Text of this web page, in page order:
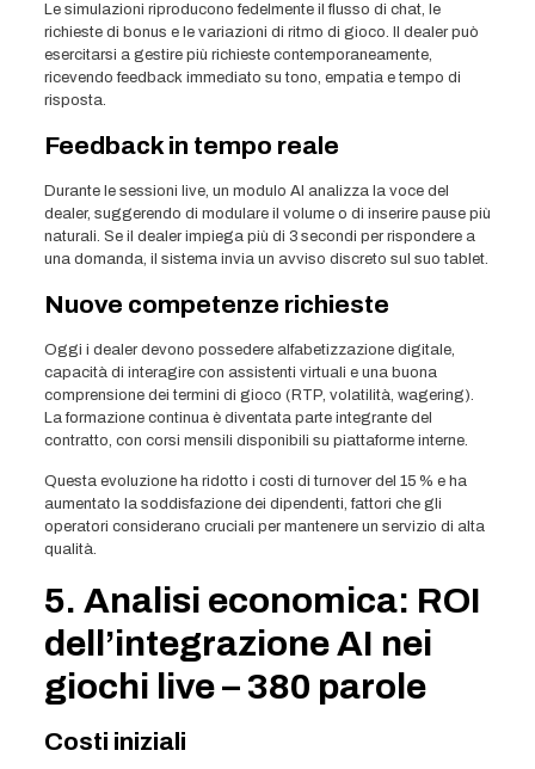
Le simulazioni riproducono fedelmente il flusso di chat, le
richieste di bonus e le variazioni di ritmo di gioco. Il dealer può
esercitarsi a gestire più richieste contemporaneamente,
ricevendo feedback immediato su tono, empatia e tempo di
risposta.
Feedback in tempo reale
Durante le sessioni live, un modulo AI analizza la voce del
dealer, suggerendo di modulare il volume o di inserire pause più
naturali. Se il dealer impiega più di 3 secondi per rispondere a
una domanda, il sistema invia un avviso discreto sul suo tablet.
Nuove competenze richieste
Oggi i dealer devono possedere alfabetizzazione digitale,
capacità di interagire con assistenti virtuali e una buona
comprensione dei termini di gioco (RTP, volatilità, wagering).
La formazione continua è diventata parte integrante del
contratto, con corsi mensili disponibili su piattaforme interne.
Questa evoluzione ha ridotto i costi di turnover del 15 % e ha
aumentato la soddisfazione dei dipendenti, fattori che gli
operatori considerano cruciali per mantenere un servizio di alta
qualità.
5. Analisi economica: ROI
dell’integrazione AI nei
giochi live – 380 parole
Costi iniziali